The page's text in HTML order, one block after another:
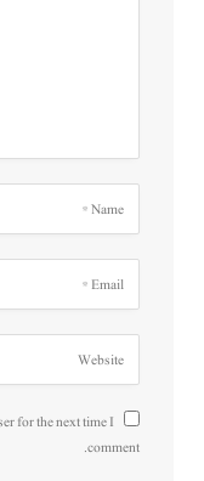
for the next time I
comment.